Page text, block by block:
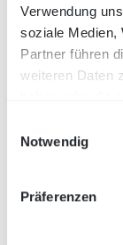
Verwendung
soziale Medien,
Partner führen
weiteren Daten
Notwendig
Präferenzen